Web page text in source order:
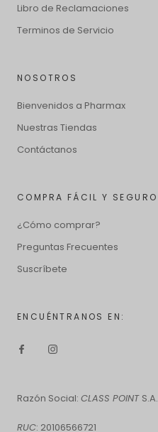
Libro de Reclamaciones
Terminos de Servicio
NOSOTROS
Bienvenidos a Pharmax
Nuestras Tiendas
Contáctanos
COMPRA FÁCIL Y SEGURO
¿Cómo comprar?
Preguntas Frecuentes
Suscríbete
ENCUÉNTRANOS EN:
Razón Social: CLASS POINT S.A.
RUC: 20106566721